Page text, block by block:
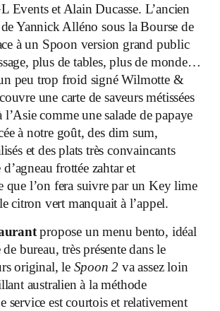
Events et Alain Ducasse. L’ancien
Yannick Alléno sous la Bourse de
à un Spoon version grand public
plus de tables, plus de monde…
peu trop froid signé Wilmotte &
une carte de saveurs métissées
comme une salade de papaye
à notre goût, des dim sum,
et des plats très convaincants
frottée zahtar et
que l’on fera suivre par un Key lime
citron vert manquait à l’appel.
propose un menu bento, idéal
bureau, très présente dans le
original, le Spoon 2 va assez loin
australien à la méthode
service est courtois et relativement